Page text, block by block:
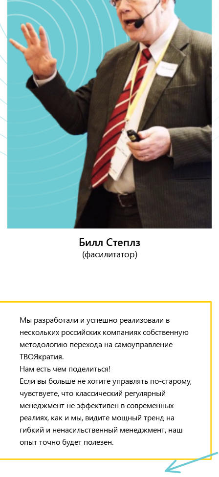
Билл Степлз
(фасилитатор)
Мы разработали и успешно реализовали в
нескольких российских компаниях собственную
методологию перехода на самоуправление
ТВОЯкратия.
Нам есть чем поделиться!
Если вы больше не хотите управлять по-старому,
чувствуете, что классический регулярный
менеджмент не эффективен в современных
реалиях, как и мы, видите мощный тренд на
гибкий и ненасильственный менеджмент, наш
опыт точно будет полезен.